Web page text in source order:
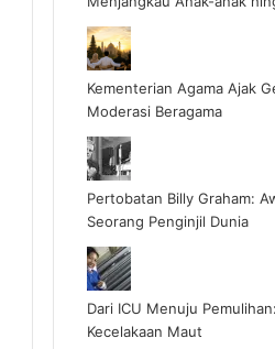
Kementerian Agama Ajak
Moderasi Beragama
Pertobatan Billy Graham:
Seorang Penginjil Dunia
Dari ICU Menuju
Kecelakaan Maut